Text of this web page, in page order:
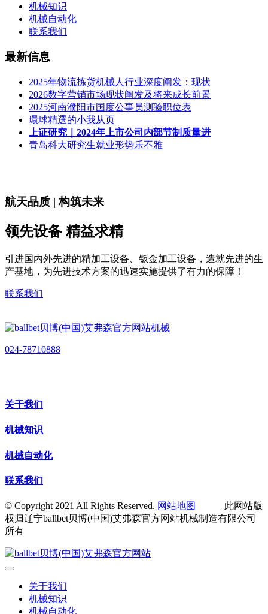
机械知识
机械自动化
联系我们
最新信息
2025年物流拣货机械人行业深度阐发：现状
2026数字营销市场现状阐发及将来成长前景
2025河南濮阳市国度公事员测验职位表
環球精選的小我从页
上证研究｜2024年上市公司内部节制质量进
青岛科大研究生就业形势乐不雅
航天品质 | 构筑未来
领先设备 精益求精
引进国内外先进的精加工设备、钣金加工设备，造就先进的生
产基地，为先进技术方案的迅速实施提供了有力的保障！
联系我们
024-78710888
关于我们
机械知识
机械自动化
联系我们
© Copyright 2021 All Rights Reserved. 网站地图
此网站版
权归辽宁ballbet贝博(中国)艾弗森官方网站机械制造有限公司
所有
关于我们
机械知识
机械自动化